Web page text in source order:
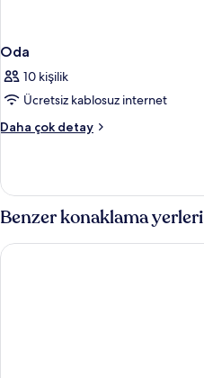
Oda
10 kişilik
Ücretsiz kablosuz internet
Daha çok detay
Oda
detay
Benzer konaklama yerleri
The Ritz-Carlton, Berlin